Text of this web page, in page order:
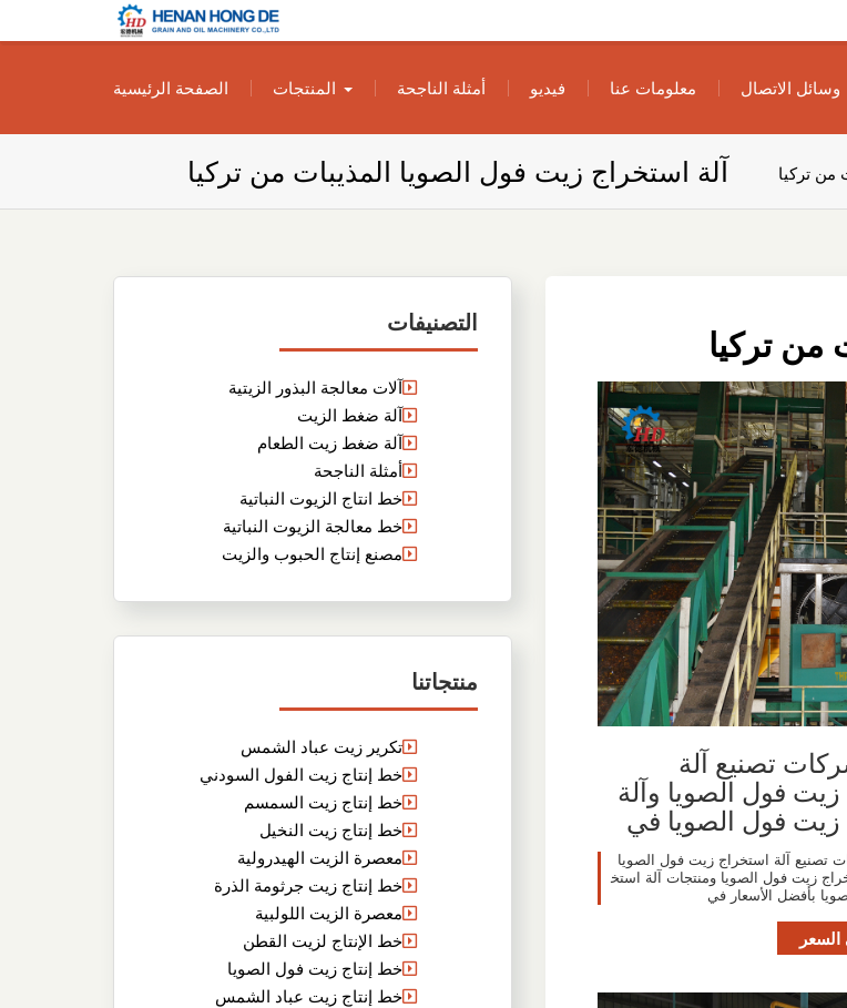
الزيوت النباتية
الخاص بك
الصفحة الرئيسية
المنتجات أمثلة الناجحة فيديو معلومات عنا وسائل الاتصال
آلة استخراج زيت فول الصويا المذيبات من تركيا من تركيا
التصنيفات
آلات معالجة البذور الزيتية
آلة ضغط الزيت
آلة ضغط زيت الطعام
أمثلة الناجحة
خط انتاج الزيوت النباتية
خط معالجة الزيوت النباتية
مصنع إنتاج الحبوب والزيت
منتجاتنا
تكرير زيت عباد الشمس
خط إنتاج زيت الفول السودني
خط إنتاج زيت السمسم
خط إنتاج زيت النخيل
معصرة الزيت الهيدرولية
خط إنتاج زيت جرثومة الذرة
معصرة الزيت اللولبية
خط الإنتاج لزيت القطن
خط إنتاج زيت فول الصويا
خط إنتاج زيت عباد الشمس
من تركيا
تصنيع آلة
فول الصويا وآلة
زيت فول الصويا في
تصنيع آلة استخراج زيت فول الصويا
زيت فول الصويا ومنتجات آلة استخ
بأفضل الأسعار في